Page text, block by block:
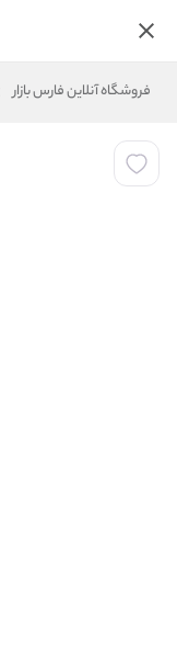
فروشگاه آنلاین فارس بازار